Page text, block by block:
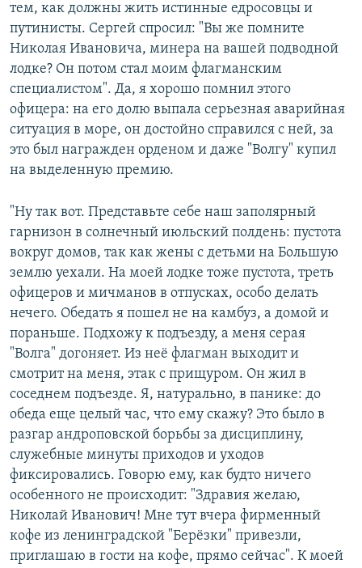
тем, как должны жить истинные едросовцы и
путинисты. Сергей спросил: "Вы же помните
Николая Ивановича, минера на вашей подводной
лодке? Он потом стал моим флагманским
специалистом". Да, я хорошо помнил этого
офицера: на его долю выпала серьезная аварийная
ситуация в море, он достойно справился с ней, за
это был награжден орденом и даже "Волгу" купил
на выделенную премию.
"Ну так вот. Представьте себе наш заполярный
гарнизон в солнечный июльский полдень: пустота
вокруг домов, так как жены с детьми на Большую
землю уехали. На моей лодке тоже пустота, треть
офицеров и мичманов в отпусках, особо делать
нечего. Обедать я пошел не на камбуз, а домой и
пораньше. Подхожу к подъезду, а меня серая
"Волга" догоняет. Из неё флагман выходит и
смотрит на меня, этак с прищуром. Он жил в
соседнем подъезде. Я, натурально, в панике: до
обеда еще целый час, что ему скажу? Это было в
разгар андроповской борьбы за дисциплину,
служебные минуты приходов и уходов
фиксировались. Говорю ему, как будто ничего
особенного не происходит: "Здравия желаю,
Николай Иванович! Мне тут вчера фирменный
кофе из ленинградской "Берёзки" привезли,
приглашаю в гости на кофе, прямо сейчас". К моей